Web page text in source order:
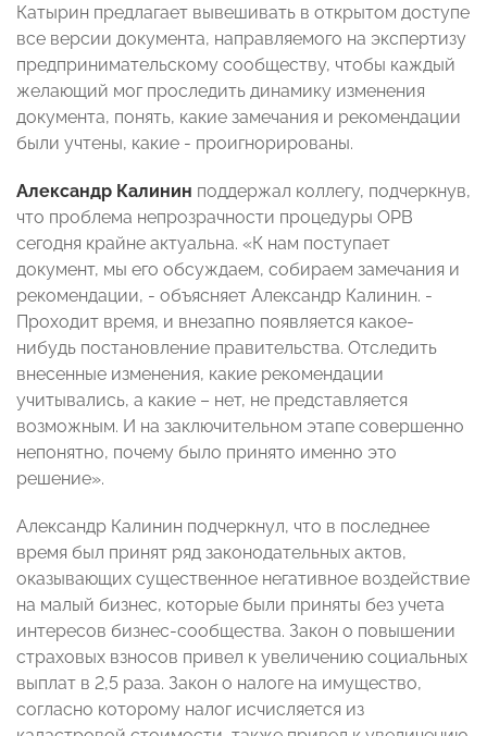
Катырин предлагает вывешивать в открытом доступе
все версии документа, направляемого на экспертизу
предпринимательскому сообществу, чтобы каждый
желающий мог проследить динамику изменения
документа, понять, какие замечания и рекомендации
были учтены, какие - проигнорированы.
Александр Калинин поддержал коллегу, подчеркнув,
что проблема непрозрачности процедуры ОРВ
сегодня крайне актуальна. «К нам поступает
документ, мы его обсуждаем, собираем замечания и
рекомендации, - объясняет Александр Калинин. -
Проходит время, и внезапно появляется какое-
нибудь постановление правительства. Отследить
внесенные изменения, какие рекомендации
учитывались, а какие – нет, не представляется
возможным. И на заключительном этапе совершенно
непонятно, почему было принято именно это
решение».
Александр Калинин подчеркнул, что в последнее
время был принят ряд законодательных актов,
оказывающих существенное негативное воздействие
на малый бизнес, которые были приняты без учета
интересов бизнес-сообщества. Закон о повышении
страховых взносов привел к увеличению социальных
выплат в 2,5 раза. Закон о налоге на имущество,
согласно которому налог исчисляется из